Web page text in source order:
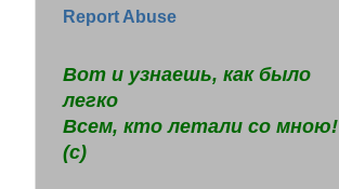
Report Abuse
Вот и узнаешь, как было
легко
Всем, кто летали со мною!
(c)